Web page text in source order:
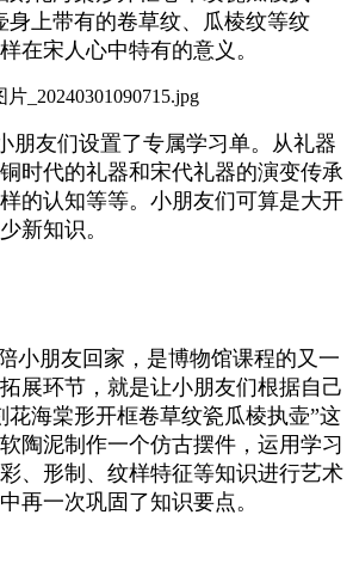
身上带有的卷草纹、瓜棱纹等纹
在宋人心中特有的意义。
友们设置了专属学习单。从礼器
时代的礼器和宋代礼器的演变传承
的认知等等。小朋友们可算是大开
新知识。
朋友回家，是博物馆课程的又一
展环节，就是让小朋友们根据自己
花海棠形开框卷草纹瓷瓜棱执壶”这
陶泥制作一个仿古摆件，运用学习
、形制、纹样特征等知识进行艺术
再一次巩固了知识要点。